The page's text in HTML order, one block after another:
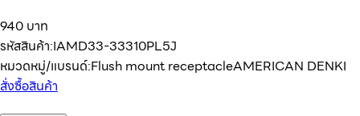
940 บาท
รหัสสินค้า:IAMD33-33310PL5J
หมวดหมู่/แบรนด์:Flush mount receptacleAMERICAN DENKI
สั่งซื้อสินค้า